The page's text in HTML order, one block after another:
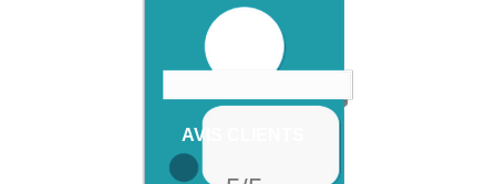
AVIS CLIENTS